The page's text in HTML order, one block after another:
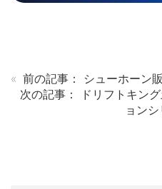
« 前の記事：
シューホーン
次の記事：
ドリフトキン
ョン